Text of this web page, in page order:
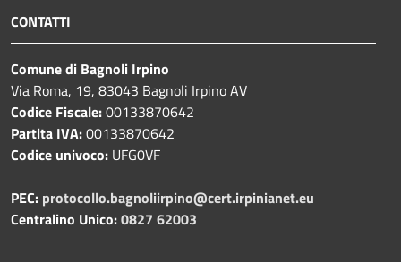
CONTATTI
Comune di Bagnoli Irpino
Via Roma, 19, 83043 Bagnoli Irpino AV
Codice Fiscale:00133870642
Partita IVA:00133870642
Codice univoco: UFG0VF
PEC: protocollo.bagnoliirpino@cert.irpinianet.eu
Centralino Unico:0827 62003